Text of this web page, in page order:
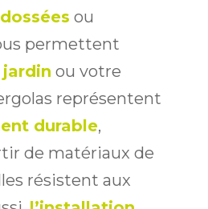
ou
permettent
jardin ou votre
représentent
durable,
de matériaux de
résistent aux